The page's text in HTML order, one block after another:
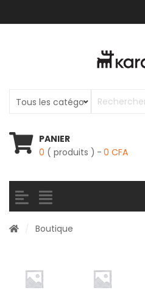
PANIER
0 ( produits ) 0 CFA
Boutique